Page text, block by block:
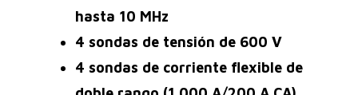
hasta 10 MHz
4 sondas de tensión de 600 V
4 sondas de corriente flexible de